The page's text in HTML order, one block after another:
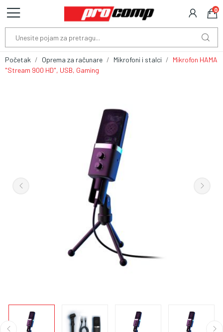
0
Početak Oprema za računare Mikrofoni i stalci
Mikrofon HAMA
"Stream 900 HD", USB, Gaming